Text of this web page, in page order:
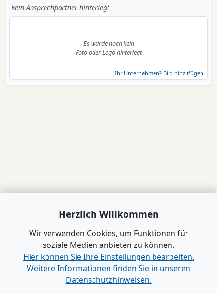
Kein Ansprechpartner hinterlegt
Es wurde noch kein
Foto oder Logo hinterlegt
Ihr Unternehmen? Bild hinzufügen
Herzlich Willkommen
Wir verwenden Cookies, um Funktionen für
soziale Medien anbieten zu können.
Hier können Sie Ihre Einstellungen bearbeiten.
Weitere Informationen finden Sie in unseren
Datenschutzhinweisen.